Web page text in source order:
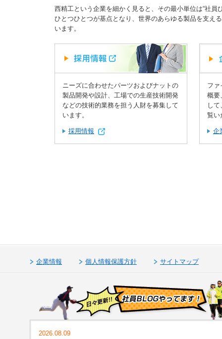
西精工という企業を細かく見ると、その最小単位は“社員
ひとつひとつが基点となり、世界のあらゆる製品を支え
います。
ニーズに合わせたパーツおよびナットの
製品開発や設計、工場での生産技術開発
などの技術的業務を担う人財を募集して
います。
採用情報
ファ
概要
し
覧い
企
企業情報 個人情報保護方針 サイトマップ
2026.08.09